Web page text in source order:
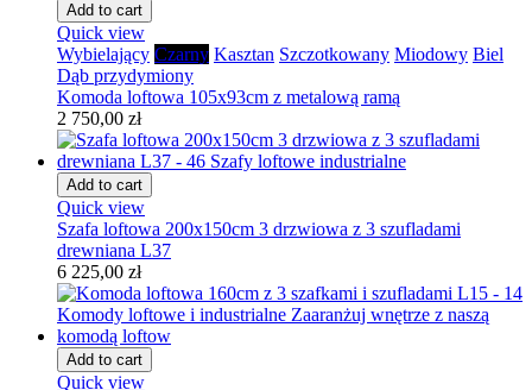
Add to cart
Quick view
Wybielający Czarny Kasztan Szczotkowany Miodowy Biel
Dąb przydymiony
Komoda loftowa 105x93cm z metalową ramą
2 750,00 zł
Add to cart
Quick view
Szafa loftowa 200x150cm 3 drzwiowa z 3 szufladami
drewniana L37
6 225,00 zł
Add to cart
Quick view